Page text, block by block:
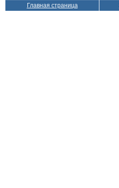
Главная страница